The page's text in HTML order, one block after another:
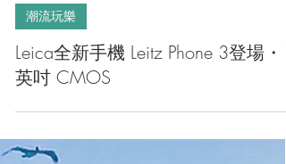
潮流玩樂
Leica全新手機 Leitz Phone 3登場・1
英吋 CMOS